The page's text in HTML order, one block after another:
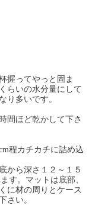
握ってやっと固ま
らいの水分量にして
り多いです。
間ほど乾かして下さ
程カチカチに詰め込
から深さ１２～１５
す。マットは底部、
に材の周りとケース
さい。